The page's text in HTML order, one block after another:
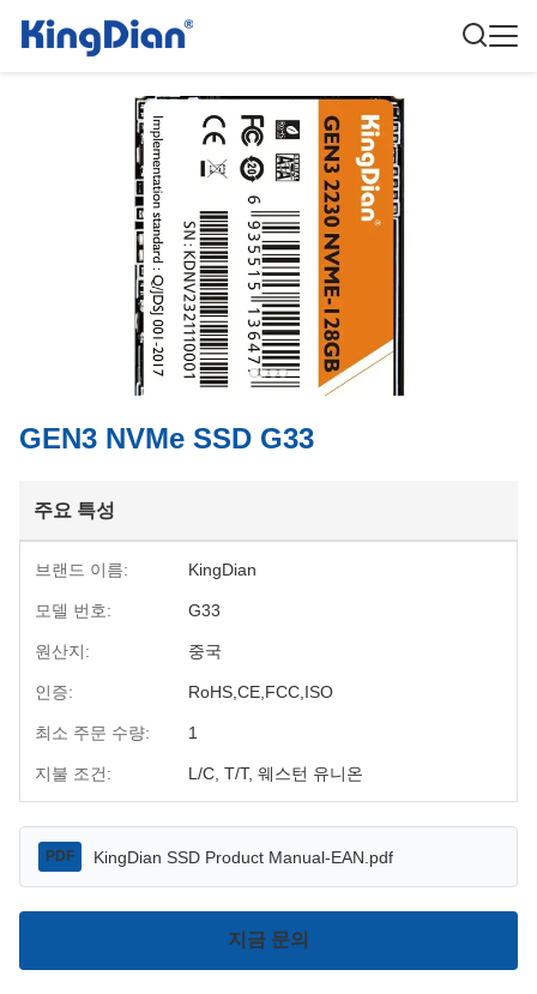
GEN3 NVMe SSD G33
주요 특성
브랜드 이름: KingDian
모델 번호: G33
원산지: 중국
인증: RoHS,CE,FCC,ISO
최소 주문 수량: 1
지불 조건: L/C, T/T, 웨스턴 유니온
PDF KingDian SSD Product Manual-EAN.pdf
지금 문의